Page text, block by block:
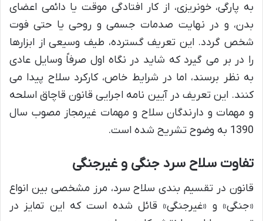
به پارگی، خونریزی، از کار افتادگی موقت یا دائمی اعضای
بدن، و در نهایت صدمات جسمی و روحی یا حتی فوت
شخص گردد. این تعریف گسترده، طیف وسیعی از ابزارها
را در بر می گیرد که شاید در نگاه اول صرفاً وسایل عادی
به نظر برسند، اما در شرایط خاص، کارکرد سلاح پیدا می
کنند. این تعریف در آیین نامه اجرایی قانون قاچاق اسلحه
و مهمات و دارندگان سلاح و مهمات غیرمجاز مصوب سال
1390 به وضوح تشریح شده است.
تفاوت سلاح سرد جنگی و غیرجنگی
قانون در تقسیم بندی سلاح سرد، مرز مشخصی بین انواع
«جنگی» و «غیرجنگی» قائل شده است که این تمایز در